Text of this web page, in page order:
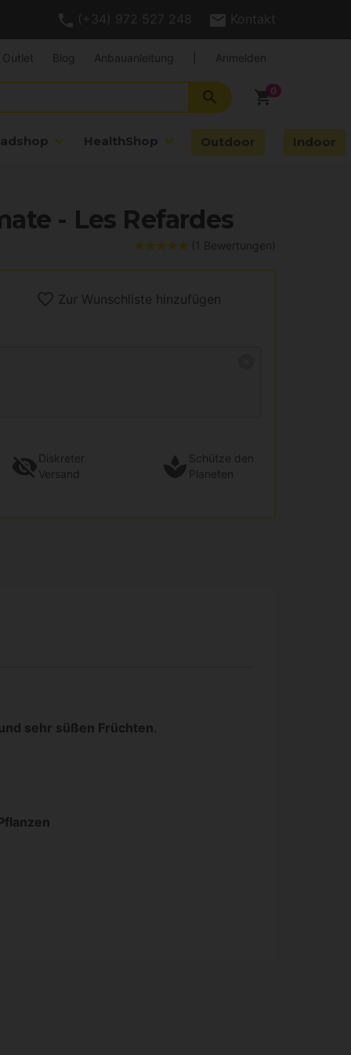
(+34) 972 527 248 Kontakt
shopping_cart
search
HealthShop Outdoor Indoor
Outlet Blog Anbauanleitung Anmelden
- Les Refardes
(1 Bewertungen)
Zur Wunschliste hinzufügen
Diskreter
Versand
Schütze den
Planeten
sehr süßen Früchten.